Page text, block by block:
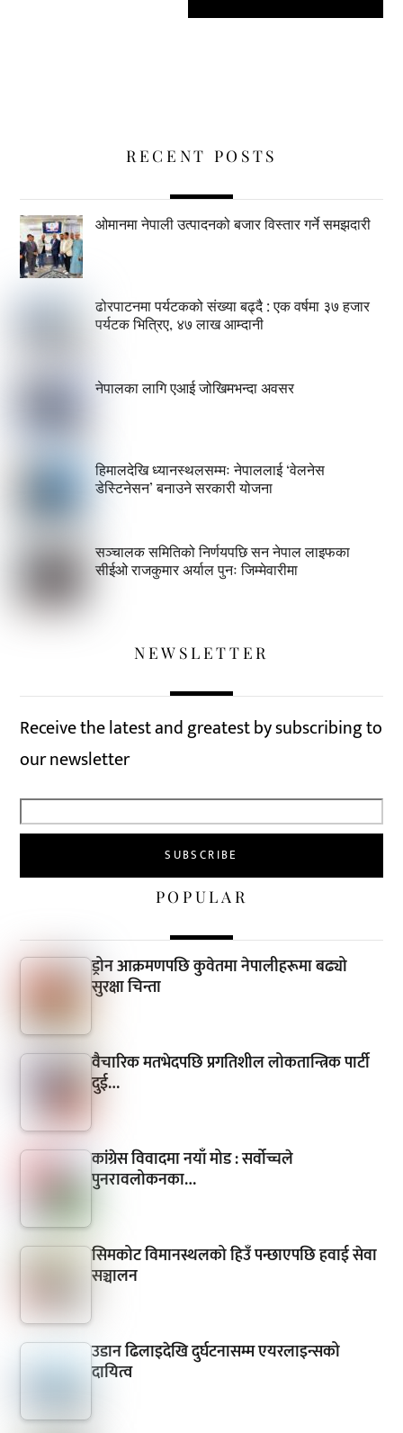
RECENT POSTS
ओमानमा नेपाली उत्पादनको बजार विस्तार गर्ने समझदारी
ढोरपाटनमा पर्यटकको संख्या बढ्दै : एक वर्षमा ३७ हजार
पर्यटक भित्रिए, ४७ लाख आम्दानी
नेपालका लागि एआई जोखिमभन्दा अवसर
हिमालदेखि ध्यानस्थलसम्मः नेपाललाई ‘वेलनेस
डेस्टिनेसन’ बनाउने सरकारी योजना
सञ्चालक समितिको निर्णयपछि सन नेपाल लाइफका
सीईओ राजकुमार अर्याल पुनः जिम्मेवारीमा
NEWSLETTER
Receive the latest and greatest by subscribing to
our newsletter
POPULAR
ड्रोन आक्रमणपछि कुवेतमा नेपालीहरूमा बढ्यो
सुरक्षा चिन्ता
वैचारिक मतभेदपछि प्रगतिशील लोकतान्त्रिक पार्टी
दुई…
कांग्रेस विवादमा नयाँ मोड : सर्वोच्चले
पुनरावलोकनका…
सिमकोट विमानस्थलको हिउँ पन्छाएपछि हवाई सेवा
सञ्चालन
उडान ढिलाइदेखि दुर्घटनासम्म एयरलाइन्सको
दायित्व